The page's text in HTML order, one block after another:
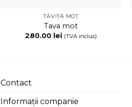
TĂVIȚĂ MOȚ
Tava mot
280.00 lei (TVA inclus)
Contact
Informații companie